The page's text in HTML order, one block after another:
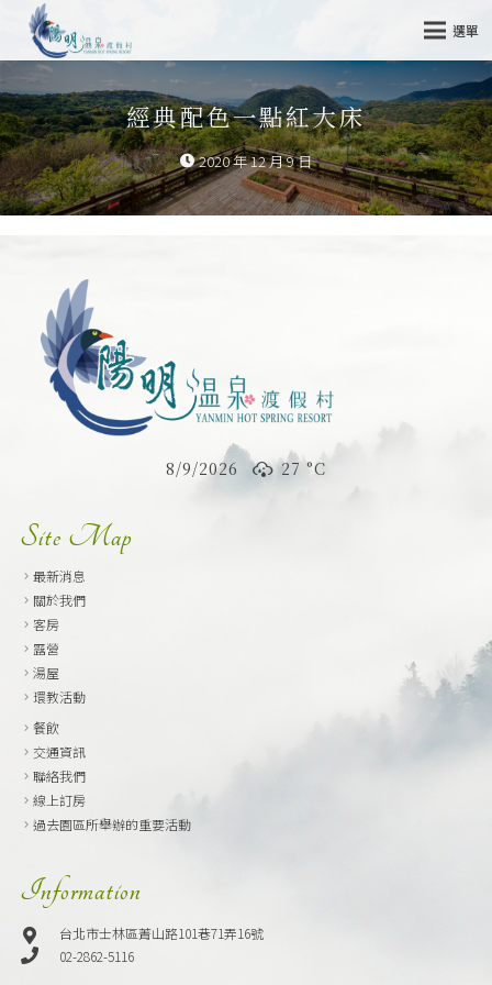
選單
經典配色一點紅大床
2020 年 12 月 9 日
8/9/2026 27 °C
Site Map
最新消息
關於我們
客房
露營
湯屋
環教活動
餐飲
交通資訊
聯絡我們
線上訂房
過去園區所舉辦的重要活動
Information
台北市士林區菁山路101巷71弄16號
02-2862-5116